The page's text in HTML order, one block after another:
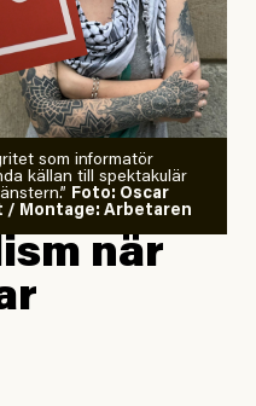
som informatör
källan till spektakulär
Foto: Oscar
/ Montage: Arbetaren
när